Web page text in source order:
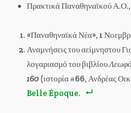
Πρακτικά Παναθηναϊκού
«Παναθηναϊκά Νέα», 1
Αναμνήσεις του αείμνηστου
λογαριασμό του βιβλίου
160(ιστορία #66, Ανδρέας
Belle Époque.